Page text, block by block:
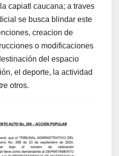
capiatl caucana; a traves
se busca blindar este
creacion de
o modificaciones
del espacio
el deporte, la actividad
otros.